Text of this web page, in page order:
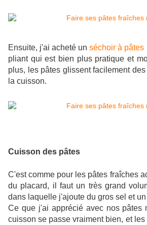
Ensuite, j'ai acheté un séchoir à pâtes
pliant qui est bien plus pratique et
plus, les pâtes glissent facilement
la cuisson.
Cuisson des pâtes
C'est comme pour les pâtes fraîches
du placard, il faut un très grand
dans laquelle j'ajoute du gros sel et
Ce que j'ai apprécié avec nos pâtes
cuisson se passe vraiment bien, et